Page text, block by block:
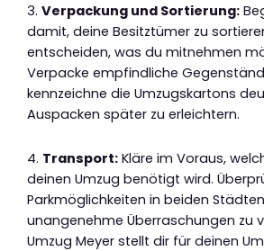
3. Verpackung und Sortierung:
damit, deine Besitztümer zu
entscheiden, was du mitnehmen
Verpacke empfindliche
kennzeichne die Umzugskartons
Auspacken später zu erleichtern.
4. Transport: Kläre im Voraus,
deinen Umzug benötigt wird.
Parkmöglichkeiten in beiden
unangenehme Überraschungen zu
Umzug Meyer stellt dir für deinen